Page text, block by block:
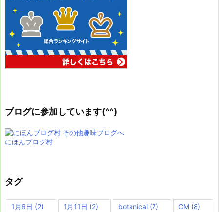
ブログに参加しています(^^)
にほんブログ村
タグ
1月6日 (2) 1月11日 (2) botanical (7) CM (8)